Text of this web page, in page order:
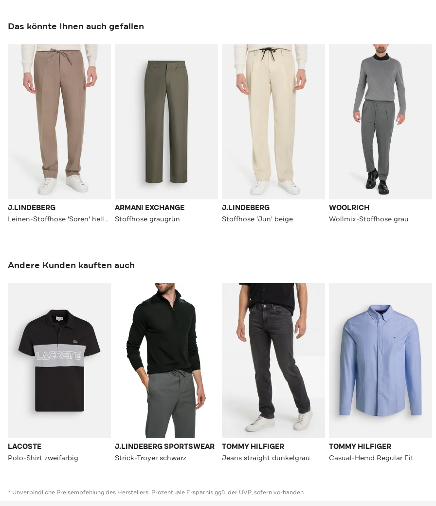
Das könnte Ihnen auch gefallen
J.LINDEBERG
Leinen-Stoffhose 'Soren' hellbraun
ARMANI EXCHANGE
Stoffhose graugrün
J.LINDEBERG
Stoffhose 'Jun' beige
WOOLRICH
Wollmix-Stoffhose grau
Andere Kunden kauften auch
LACOSTE
Polo-Shirt zweifarbig
J.LINDEBERG SPORTSWEAR
Strick-Troyer schwarz
TOMMY HILFIGER
Jeans straight dunkelgrau
TOMMY HILFIGER
Casual-Hemd Regular Fit
* Unverbindliche Preisempfehlung des Herstellers. Prozentuale Ersparnis ggü. der UVP, sofern vorhanden